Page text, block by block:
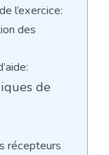
l’exercice:
des
de
récepteurs